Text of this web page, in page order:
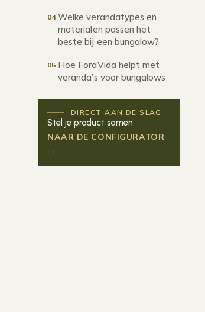
04 Welke verandatypes en
materialen passen het
beste bij een bungalow?
05 Hoe ForaVida helpt met
veranda’s voor bungalows
DIRECT AAN DE SLAG
Stel je product samen
NAAR DE CONFIGURATOR
→